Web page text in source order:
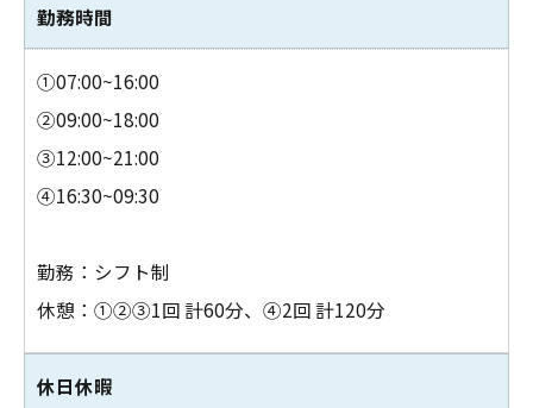
勤務時間
①07:00~16:00
②09:00~18:00
③12:00~21:00
④16:30~09:30
勤務：シフト制
休憩：①②③1回 計60分、④2回 計120分
休日休暇